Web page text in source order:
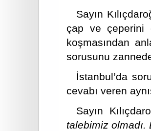
Sayın
çap ve çeperini
koşmasından
sorusunu
İstanbul’da
cevabı veren
Sayın
talebimiz